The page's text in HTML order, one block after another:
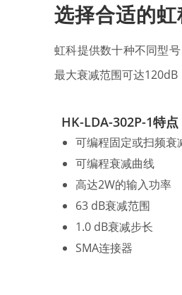
选择合适的
虹科提供数十种不同型
最大衰减范围可达120dB
HK-LDA-302P-1特点
可编程固定或扫频衰
可编程衰减曲线
高达2W的输入功率
63 dB衰减范围
1.0 dB衰减步长
SMA连接器